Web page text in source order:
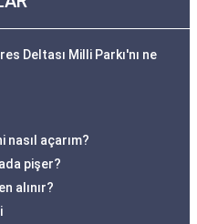
Deltası Milli Parkı'nı ne
nasıl açarım?
pişer?
alınır?